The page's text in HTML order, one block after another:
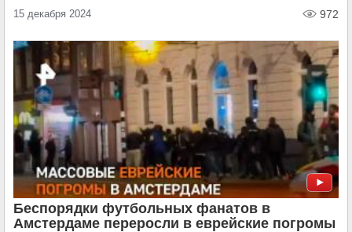
15 декабря 2024 972
Беспорядки футбольных фанатов в
Амстердаме переросли в еврейские погромы